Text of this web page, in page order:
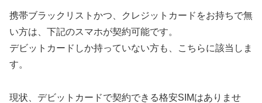
携帯ブラックリストかつ、クレジットカードをお持ちで無
い方は、下記のスマホが契約可能です。
デビットカードしか持っていない方も、こちらに該当しま
す。
現状、デビットカードで契約できる格安SIMはありませ